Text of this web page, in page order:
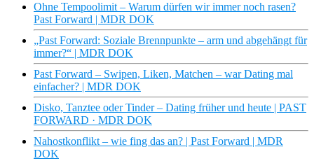
Ohne Tempoolimit – Warum dürfen wir immer noch rasen?
Past Forward | MDR DOK
„Past Forward: Soziale Brennpunkte – arm und abgehängt für
immer?“ | MDR DOK
Past Forward – Swipen, Liken, Matchen – war Dating mal
einfacher? | MDR DOK
Disko, Tanztee oder Tinder – Dating früher und heute | PAST
FORWARD · MDR DOK
Nahostkonflikt – wie fing das an? | Past Forward | MDR
DOK